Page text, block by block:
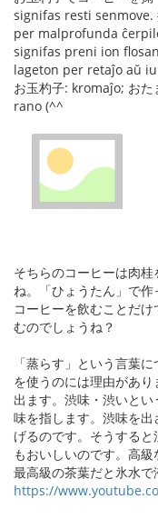
signifas resti
per malprofunda
signifas preni ion
lageton per retaĵo aŭ
お玉杓子: kromaĵo; お
rano (^^
そちらのコーヒーは肉
ね。「ひょうたん」で
コーヒーを飲むことだ
むのでしょうね？
「蒸らす」という言葉
を使うのには理由があ
出ます。渋味・渋いと
味を指します。渋味を
げるのです。そうする
もおいしいのです。高級
最高級の茶葉だと氷水で
https://